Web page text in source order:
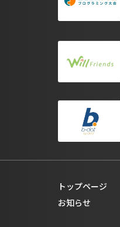
トップページ
お知らせ